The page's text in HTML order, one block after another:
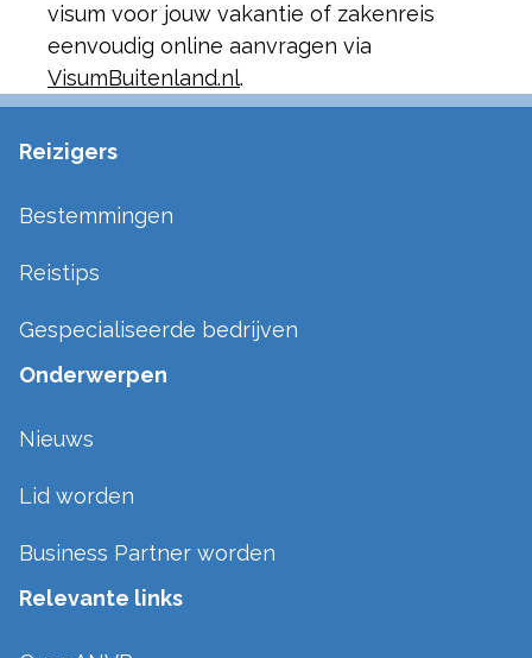
visum voor jouw vakantie of zakenreis
eenvoudig online aanvragen via
VisumBuitenland.nl.
Reizigers
Bestemmingen
Reistips
Gespecialiseerde bedrijven
Onderwerpen
Nieuws
Lid worden
Business Partner worden
Relevante links